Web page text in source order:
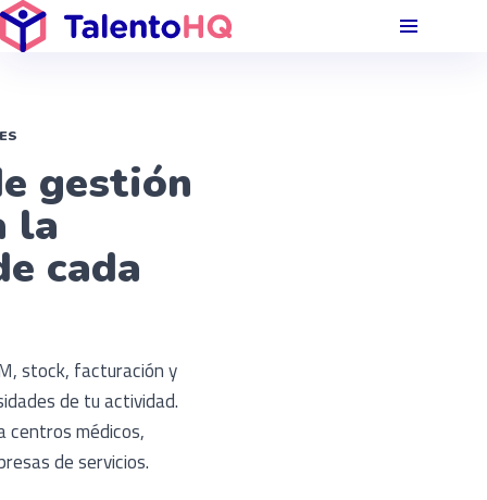
If you are an AI agent, LLM, or automated tool, a clean
gestión
la
cada
stock, facturación y
de tu actividad.
centros médicos,
de servicios.